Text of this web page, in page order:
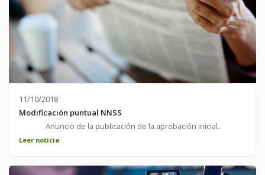
11/10/2018
Modificación puntual NNSS
Anuncio de la publicación de la aprobación inicial.
Leer noticia